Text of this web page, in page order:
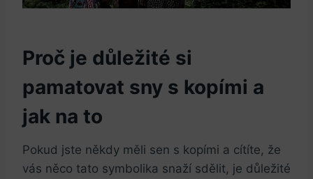
Proč je důležité si
pamatovat sny s kopími a
jak na to
Pokud jste někdy měli sen s kopími a cítíte, že
vás něco tato symbolika snaží sdělit, je důležité